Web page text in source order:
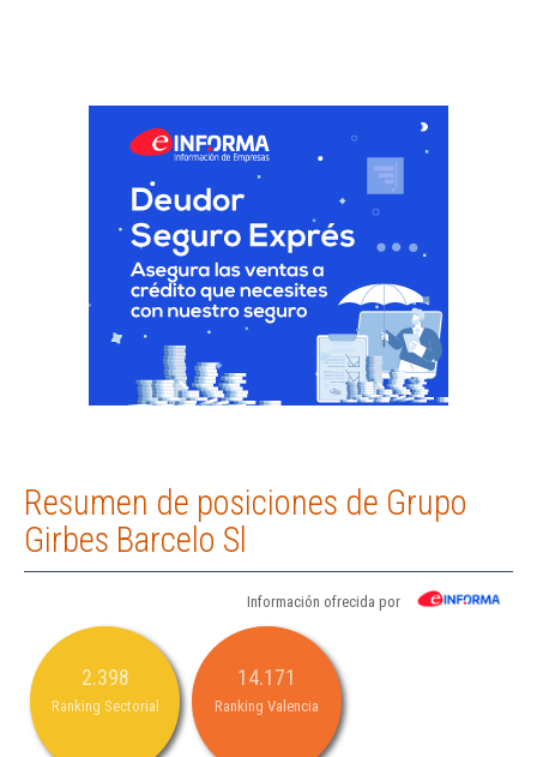
Resumen de posiciones de Grupo
Girbes Barcelo Sl
Información ofrecida por
2.398
Ranking Sectorial
14.171
Ranking Valencia